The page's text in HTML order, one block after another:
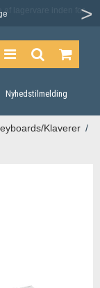
Nyhedstilmelding
Klaverer /